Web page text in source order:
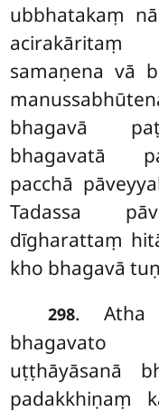
ubbhatakaṃ
samaṇena vā
bhagavā
bhagavatā
pacchā
Tadassa
dīgharattaṃ
kho bhagavā
298. Atha
bhagavato
uṭṭhāyāsanā
padakkhiṇaṃ